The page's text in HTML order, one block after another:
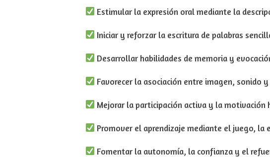
Estimular la expresión oral mediante la
Iniciar y reforzar la escritura de palabras
Desarrollar habilidades de memoria y
Favorecer la asociación entre imagen, sonido
Mejorar la participación activa y la motivación
Promover el aprendizaje mediante el juego, la
Fomentar la autonomía, la confianza y el